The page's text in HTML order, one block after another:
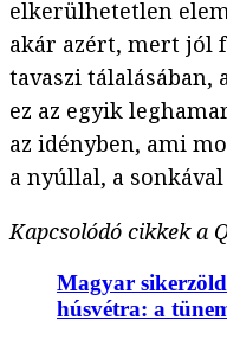
elkerülhetetlen
akár azért, mert jól
tavaszi tálalásában,
ez az egyik
az idényben, ami
a nyúllal, a
Kapcsolódó cikkek a
Magyar
húsvétra: a